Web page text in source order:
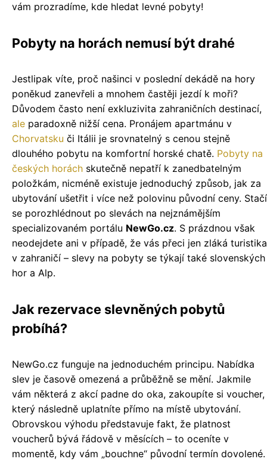
vám prozradíme, kde hledat levné pobyty!
Pobyty na horách nemusí být drahé
Jestlipak víte, proč našinci v poslední dekádě na hory
poněkud zanevřeli a mnohem častěji jezdí k moři?
Důvodem často není exkluzivita zahraničních destinací,
ale paradoxně nižší cena. Pronájem apartmánu v
Chorvatsku či Itálii je srovnatelný s cenou stejně
dlouhého pobytu na komfortní horské chatě. Pobyty na
českých horách skutečně nepatří k zanedbatelným
položkám, nicméně existuje jednoduchý způsob, jak za
ubytování ušetřit i více než polovinu původní ceny. Stačí
se porozhlédnout po slevách na nejznámějším
specializovaném portálu NewGo.cz. S prázdnou však
neodejdete ani v případě, že vás přeci jen zláká turistika
v zahraničí – slevy na pobyty se týkají také slovenských
hor a Alp.
Jak rezervace slevněných pobytů
probíhá?
NewGo.cz funguje na jednoduchém principu. Nabídka
slev je časově omezená a průběžně se mění. Jakmile
vám některá z akcí padne do oka, zakoupíte si voucher,
který následně uplatníte přímo na místě ubytování.
Obrovskou výhodu představuje fakt, že platnost
voucherů bývá řádově v měsících – to oceníte v
momentě, kdy vám „bouchne“ původní termín dovolené.